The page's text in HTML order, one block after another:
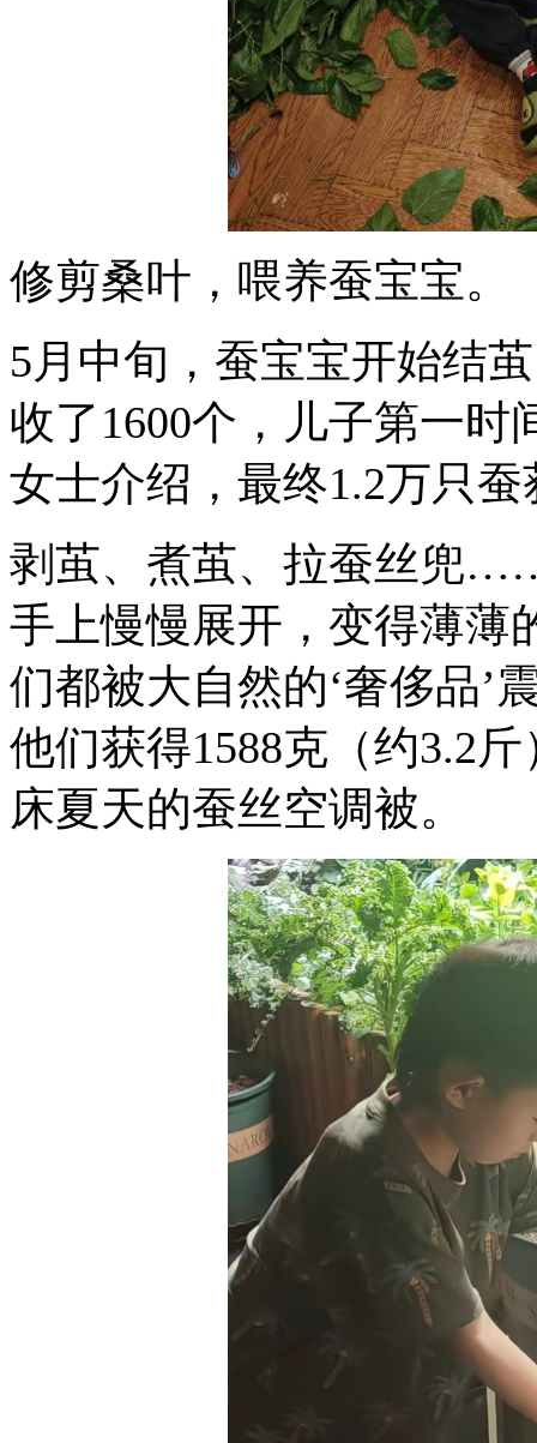
修剪桑叶，喂养蚕宝宝。
5月中旬，蚕宝宝开始结
收了1600个，儿子第一时
女士介绍，最终1.2万只
剥茧、煮茧、拉蚕丝兜
手上慢慢展开，变得薄薄
们都被大自然的‘奢侈品’
他们获得1588克（约3.2
床夏天的蚕丝空调被。